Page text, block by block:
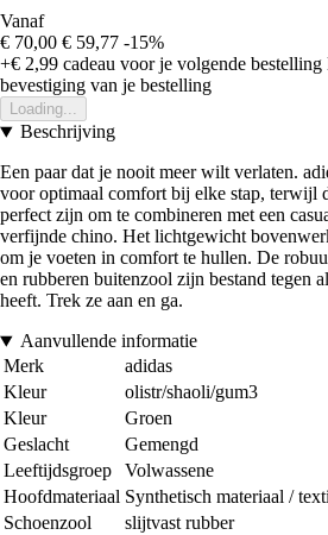
Vanaf
€ 70,00 € 59,77 -15%
+€ 2,99 cadeau voor je volgende bestelling
bevestiging van je bestelling
Loading...
Beschrijving
Een paar dat je nooit meer wilt verlaten.
voor optimaal comfort bij elke stap, terwijl
perfect zijn om te combineren met een
verfijnde chino. Het lichtgewicht
om je voeten in comfort te hullen. De
en rubberen buitenzool zijn bestand tegen
heeft. Trek ze aan en ga.
Aanvullende informatie
Merk
adidas
Kleur
olistr/shaoli/gum3
Kleur
Groen
Geslacht
Gemengd
Leeftijdsgroep
Volwassene
Hoofdmateriaal Synthetisch materiaal /
Schoenzool
slijtvast rubber